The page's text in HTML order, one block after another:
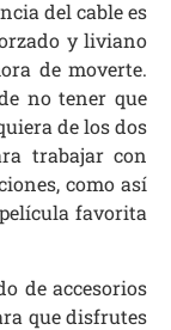
del cable es
y liviano
de moverte.
no tener que
de los dos
trabajar con
como así
favorita
de accesorios
que disfrutes